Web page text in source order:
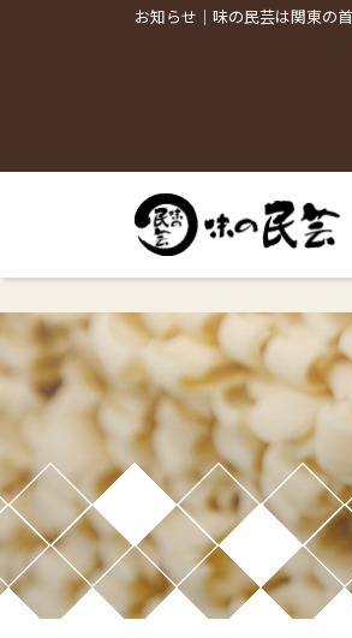
お知らせ｜味の民芸は関東の